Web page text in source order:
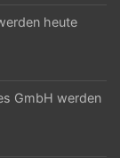
heute
GmbH werden